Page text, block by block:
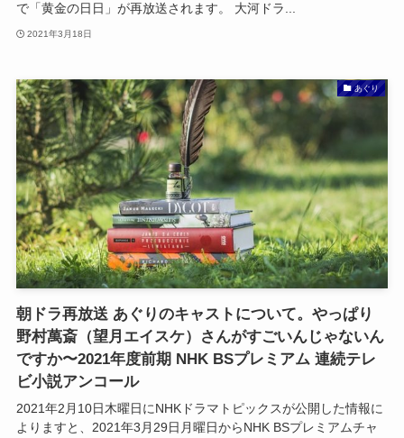
で「黄金の日日」が再放送されます。 大河ドラ...
2021年3月18日
あぐり
朝ドラ再放送 あぐりのキャストについて。やっぱり
野村萬斎（望月エイスケ）さんがすごいんじゃないん
ですか〜2021年度前期 NHK BSプレミアム 連続テレ
ビ小説アンコール
2021年2月10日木曜日にNHKドラマトピックスが公開した情報に
よりますと、2021年3月29日月曜日からNHK BSプレミアムチャ